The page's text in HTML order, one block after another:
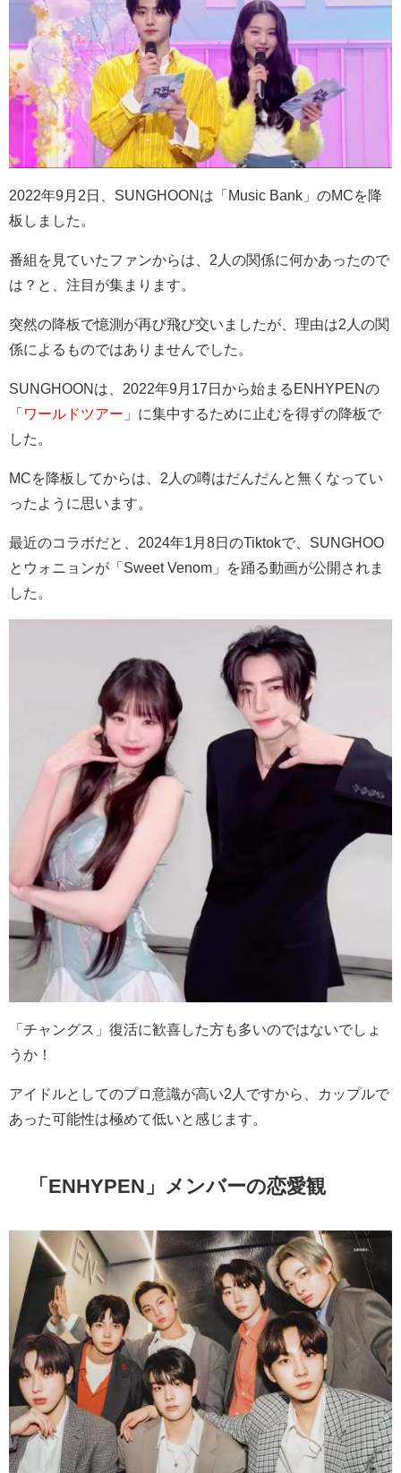
2022年9月2日、SUNGHOONは「Music Bank」のMCを降
板しました。
番組を見ていたファンからは、2人の関係に何かあったので
は？と、注目が集まります。
突然の降板で憶測が再び飛び交いましたが、理由は2人の関
係によるものではありませんでした。
SUNGHOONは、2022年9月17日から始まるENHYPENの
「 ワールドツアー 」に集中するために止むを得ずの降板で
した。
MCを降板してからは、2人の噂はだんだんと無くなってい
ったように思います。
最近のコラボだと、2024年1月8日のTiktokで、SUNGHOO
とウォニョンが「Sweet Venom」を踊る動画が公開されま
した。
「チャングス」復活に歓喜した方も多いのではないでしょ
うか！
アイドルとしてのプロ意識が高い2人ですから、カップルで
あった可能性は極めて低いと感じます。
「ENHYPEN」メンバーの恋愛観